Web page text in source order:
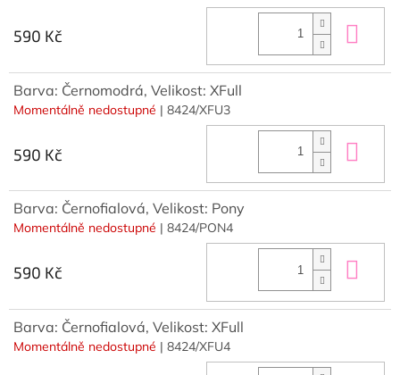
590 Kč
Barva: Černomodrá, Velikost: XFull
Momentálně nedostupné | 8424/XFU3
590 Kč
Barva: Černofialová, Velikost: Pony
Momentálně nedostupné | 8424/PON4
590 Kč
Barva: Černofialová, Velikost: XFull
Momentálně nedostupné | 8424/XFU4